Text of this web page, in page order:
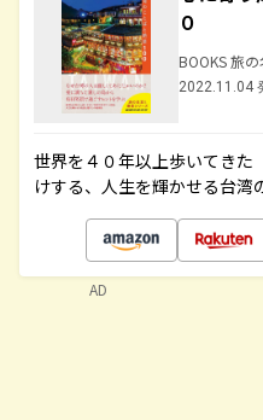
０
BOOKS 旅
2022.11.04
世界を４０年以上歩いてきた
けする、人生を輝かせる台湾
AD